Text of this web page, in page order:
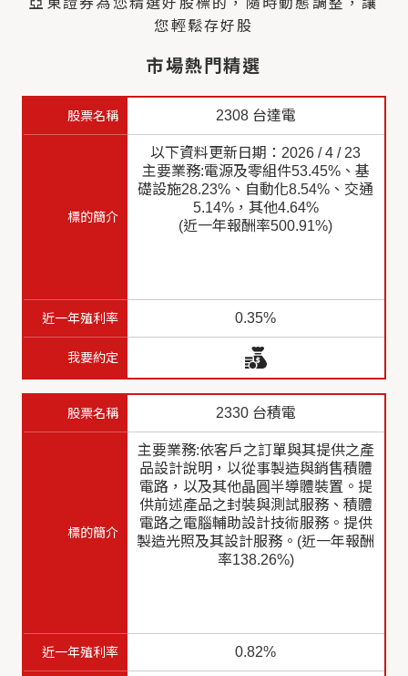
您輕鬆存好股
市場熱門精選
2308 台達電
以下資料更新日期：2026 / 4 / 23
主要業務:電源及零組件53.45%、基
礎設施28.23%、自動化8.54%、交通
5.14%，其他4.64%
(近一年報酬率500.91%)
0.35%
2330 台積電
主要業務:依客戶之訂單與其提供之產
品設計說明，以從事製造與銷售積體
電路，以及其他晶圓半導體裝置。提
供前述產品之封裝與測試服務、積體
電路之電腦輔助設計技術服務。提供
製造光照及其設計服務。(近一年報酬
率138.26%)
0.82%